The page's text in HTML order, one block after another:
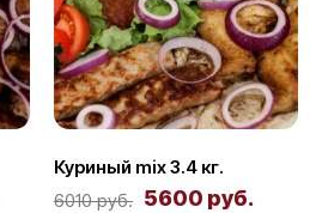
Куриный mix 3.4 кг.
6010 руб. 5600 руб.